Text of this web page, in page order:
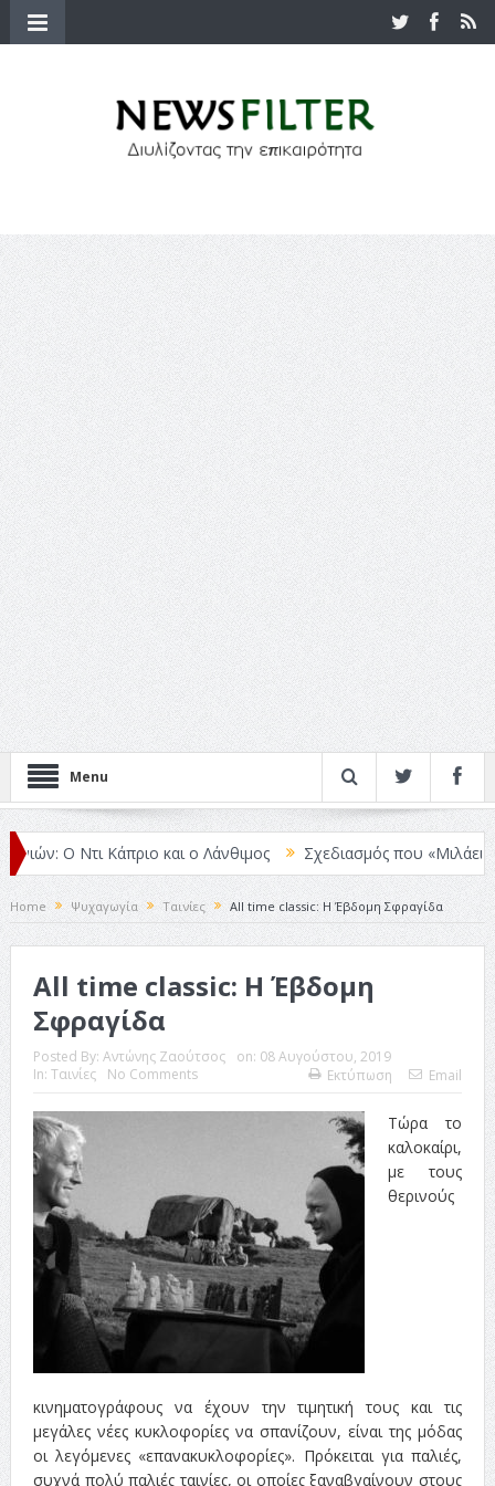
Menu
Ο Ντι Κάπριο και ο Λάνθιμος Σχεδιασμός που «Μιλάει» Χωρίς
Home Ψυχαγωγία Ταινίες All time classic: Η Έβδομη Σφραγίδα
All time classic: Η Έβδομη
Σφραγίδα
Posted By: Αντώνης Ζαούτσος on: 08 Αυγούστου, 2019
In: Ταινίες No Comments Εκτύπωση Email
Τώρα το
καλοκαίρι,
με τους
θερινούς
κινηματογράφους να έχουν την τιμητική τους και τις
μεγάλες νέες κυκλοφορίες να σπανίζουν, είναι της μόδας
οι λεγόμενες «επανακυκλοφορίες». Πρόκειται για παλιές,
συχνά πολύ παλιές ταινίες, οι οποίες ξαναβγαίνουν στους